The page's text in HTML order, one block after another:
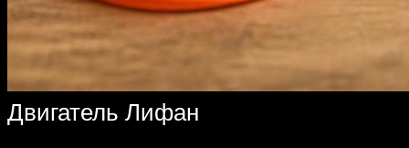
Двигатель Лифан